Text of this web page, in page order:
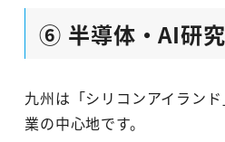
⑥ 半導体・AI研
九州は「シリコンアイラン
業の中心地です。